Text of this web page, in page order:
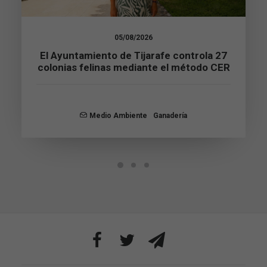
05/08/2026
El Ayuntamiento de Tijarafe controla 27
colonias felinas mediante el método CER
Medio Ambiente Ganadería
Estadísticas
funcionalidad
y estructura
algunas
funcionalidades